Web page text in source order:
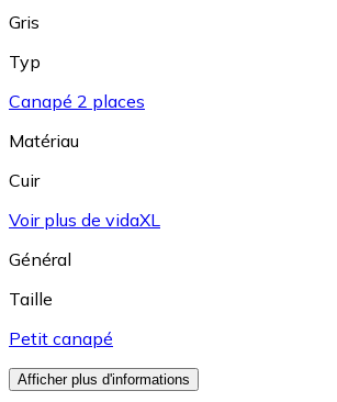
Gris
Typ
Canapé 2 places
Matériau
Cuir
Voir plus de vidaXL
Général
Taille
Petit canapé
Afficher plus d'informations